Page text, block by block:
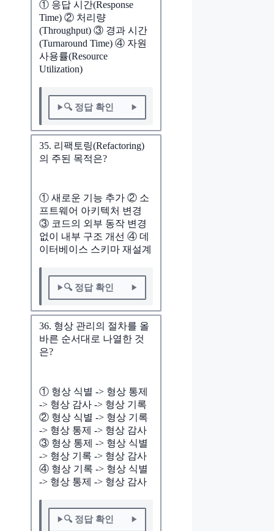
① 응답 시간(Response
Time) ② 처리량
(Throughput) ③ 경과 시간
(Turnaround Time) ④ 자원
사용률(Resource
Utilization)
🔍 정답 확인
35. 리팩토링(Refactoring)
의 주된 목적은?
① 새로운 기능 추가 ② 소
프트웨어 아키텍처 변경
③ 코드의 외부 동작 변경
없이 내부 구조 개선 ④ 데
이터베이스 스키마 재설계
🔍 정답 확인
36. 형상 관리의 절차를 올
바른 순서대로 나열한 것
은?
① 형상 식별 -> 형상 통제
-> 형상 감사 -> 형상 기록
② 형상 식별 -> 형상 기록
-> 형상 통제 -> 형상 감사
③ 형상 통제 -> 형상 식별
-> 형상 기록 -> 형상 감사
④ 형상 기록 -> 형상 식별
-> 형상 통제 -> 형상 감사
🔍 정답 확인